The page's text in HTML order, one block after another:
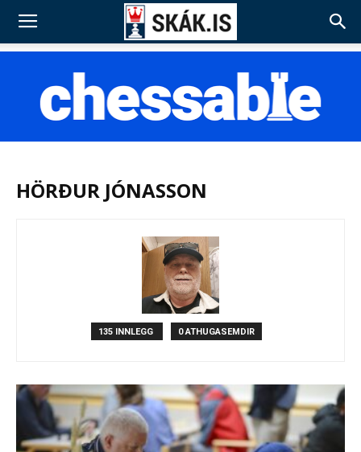
HÖRÐUR JÓNASSON
135 INNLEGG 0 ATHUGASEMDIR